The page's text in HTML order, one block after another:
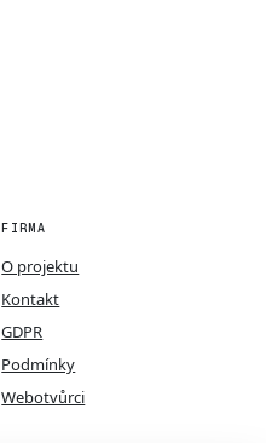
FIRMA
O projektu
Kontakt
GDPR
Podmínky
Webotvůrci